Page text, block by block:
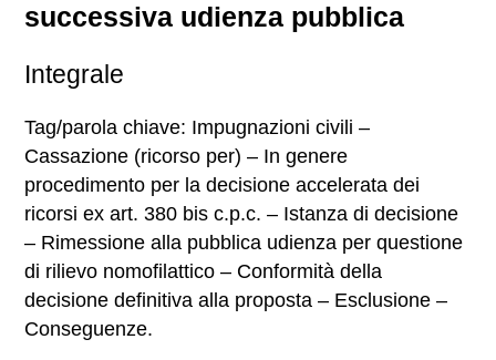
successiva udienza pubblica
Integrale
Tag/parola chiave: Impugnazioni civili –
Cassazione (ricorso per) – In genere
procedimento per la decisione accelerata dei
ricorsi ex art. 380 bis c.p.c. – Istanza di decisione
– Rimessione alla pubblica udienza per questione
di rilievo nomofilattico – Conformità della
decisione definitiva alla proposta – Esclusione –
Conseguenze.